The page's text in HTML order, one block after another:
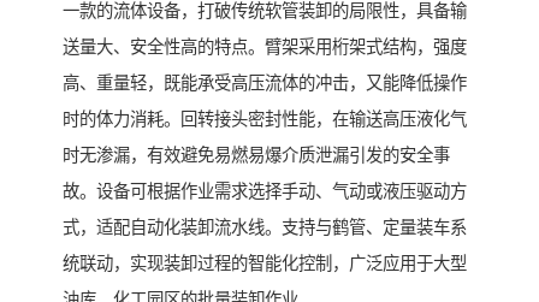
一款的流体设备，打破传统软管装卸的局限性，具备输
送量大、安全性高的特点。臂架采用桁架式结构，强度
高、重量轻，既能承受高压流体的冲击，又能降低操作
时的体力消耗。回转接头密封性能，在输送高压液化气
时无渗漏，有效避免易燃易爆介质泄漏引发的安全事
故。设备可根据作业需求选择手动、气动或液压驱动方
式，适配自动化装卸流水线。支持与鹤管、定量装车系
统联动，实现装卸过程的智能化控制，广泛应用于大型